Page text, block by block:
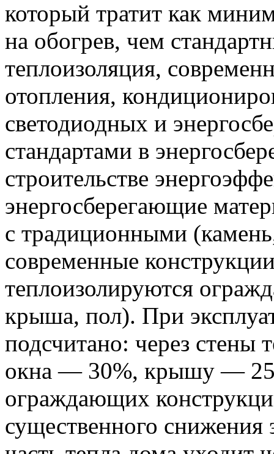
который тратит как
на обогрев, чем
теплоизоляция,
отопления,
светодиодных и
стандартами в
строительстве
энергосберегающие
с традиционными
современные
теплоизолируются
крыша, пол). При
подсчитано: через стены
окна — 30%, крышу —
ограждающих
существенного снижения